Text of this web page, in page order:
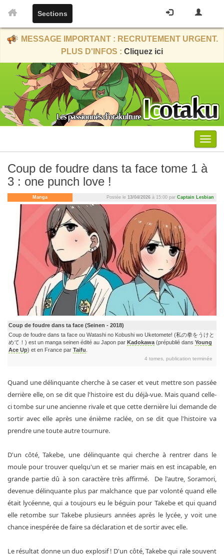
Sections
MESSAGE IMPORTANT : RECRUTEMENT URGENT.
PLUS D'INFOS : Cliquez ici
Menu
Coup de foudre dans ta face tome 1 à
3 : one punch love !
Manga Postée le 13/04/2026 à 15:00 par Captain Lesbian
Coup de foudre dans ta face (Seinen - 2018)
Coup de foudre dans ta face ou Watashi no Kobushi wo Uketomete! (私の拳をうけと
めて！) est un manga seinen édité au Japon par Kadokawa (prépublié dans Young
Ace Up) et en France par Taifu
4 tomes, publication terminée
Quand une délinquante cherche à se caser et veut mettre son passée
derrière elle, on se dit que l'histoire est du déjà-vue. Mais quand celle-
ci tombe sur une ancienne rivale et que cette dernière lui demande de
sortir avec elle après une énième raclée, on se dit que l'histoire va
prendre une toute autre tournure.
D'un côté, Takebe, une délinquante qui cherche à rentrer dans le
moule pour trouver quelqu'un et se marier mais en est incapable, en
grande partie dû à son caractère très affirmé. De l'autre, Soramori,
devenue délinquante plus par malchance que par volonté quand elle
était lycéenne, qui a toujours eu le béguin pour Takebe et qui quand
elle retombe sur Takebe plusieurs années après le lycée, y voit une
chance inespérée de faire sa déclaration et de sortir avec elle.
Le résultat donne un duo explosif ! D'un côté, Takebe qui rale souvent